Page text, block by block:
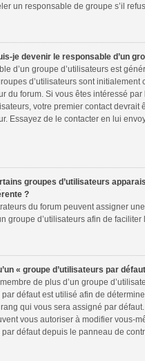
un responsable de groupe s’il
je devenir le responsable d’un
d’un groupe d’utilisateurs est
d’utilisateurs sont initialement
du forum. Si vous êtes intéressé par
votre premier contact devrait
Essayez de le contacter en lui
groupes d’utilisateurs
?
du forum peuvent assigner
groupe d’utilisateurs afin de
« groupe d’utilisateurs par
de plus d’un groupe
par défaut est utilisé afin de
qui vous sera assigné par
vous autoriser à modifier vous-
par défaut depuis le panneau de